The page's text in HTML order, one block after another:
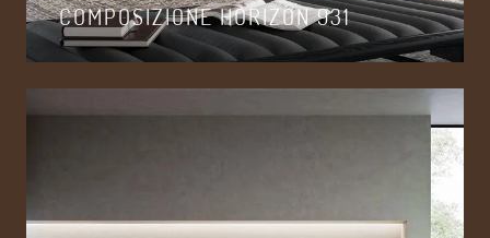
COMPOSIZIONE HORIZON 931